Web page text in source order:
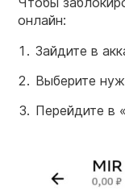
онлайн:
Зайдите в
Выберите
Перейдите в